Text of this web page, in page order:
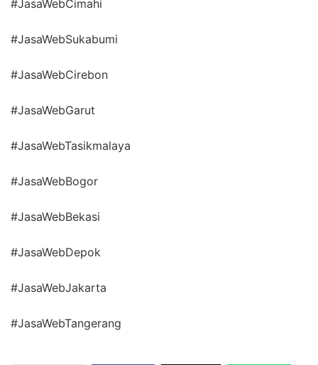
#JasaWebCimahi
#JasaWebSukabumi
#JasaWebCirebon
#JasaWebGarut
#JasaWebTasikmalaya
#JasaWebBogor
#JasaWebBekasi
#JasaWebDepok
#JasaWebJakarta
#JasaWebTangerang